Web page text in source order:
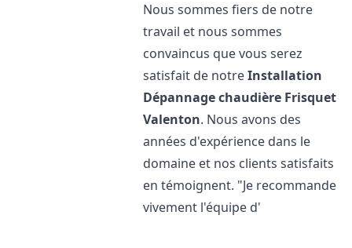
Nous sommes fiers de notre
travail et nous sommes
convaincus que vous serez
satisfait de notreInstallation
Dépannage chaudière Frisquet
Valenton. Nous avons des
années d'expérience dans le
domaine et nos clients satisfaits
en témoignent. "Je recommande
vivement l'équipe d'